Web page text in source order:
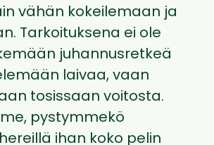
vähän kokeilemaan ja
Tarkoituksena ei ole
juhannusretkeä
laivaa, vaan
tosissaan voitosta.
pystymmekö
ihan koko pelin